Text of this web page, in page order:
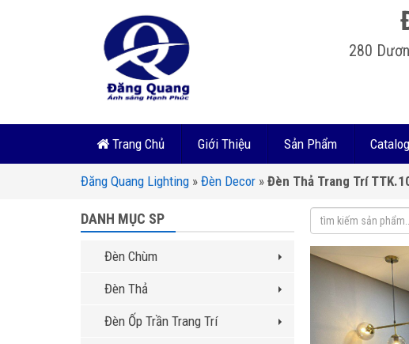
280
Trang Chủ Giới Thiệu Sản Phẩm
Đăng Quang Lighting » Đèn Decor » Đèn Thả Trang Trí
DANH MỤC SP
Đèn Chùm
Đèn Thả
Đèn Ốp Trần Trang Trí